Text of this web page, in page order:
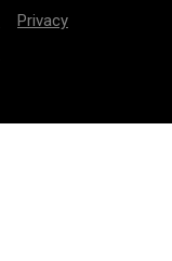
Privacy